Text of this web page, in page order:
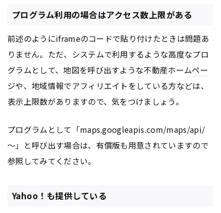
プログラム利用の場合はアクセス数上限がある
前述のようにiframeのコードで貼り付けたときは問題あ
りません。ただ、システムで利用するような高度なプロ
グラムとして、地図を呼び出すような不動産ホームペー
ジや、地域情報でアフィリエイトをしている方などは、
表示上限数がありますので、気をつけましょう。
プログラムとして「maps.googleapis.com/maps/api/
～」と呼び出す場合は、有償版も用意されていますので
参照してみてください。
Yahoo！も提供している